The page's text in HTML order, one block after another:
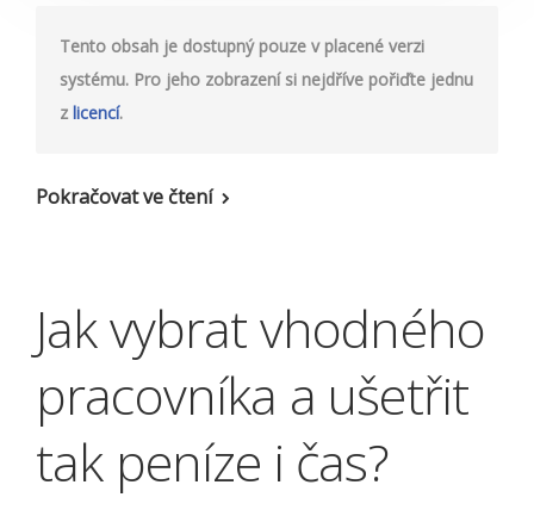
Tento obsah je dostupný pouze v placené verzi
systému. Pro jeho zobrazení si nejdříve pořiďte jednu
z licencí.
Pokračovat ve čtení
Jak vybrat vhodného
pracovníka a ušetřit
tak peníze i čas?